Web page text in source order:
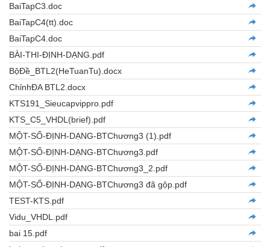
BaiTapC3.doc
BaiTapC4(tt).doc
BaiTapC4.doc
BÀI-THI-ĐỊNH-DẠNG.pdf
BộĐề_BTL2(HeTuanTu).docx
ChỉnhĐA BTL2.docx
KTS191_Sieucapvippro.pdf
KTS_C5_VHDL(brief).pdf
MỘT-SỐ-ĐỊNH-DẠNG-BTChương3 (1).pdf
MỘT-SỐ-ĐỊNH-DẠNG-BTChương3.pdf
MỘT-SỐ-ĐỊNH-DẠNG-BTChương3_2.pdf
MỘT-SỐ-ĐỊNH-DẠNG-BTChương3 đã gộp.pdf
TEST-KTS.pdf
Vidu_VHDL.pdf
bai 15.pdf